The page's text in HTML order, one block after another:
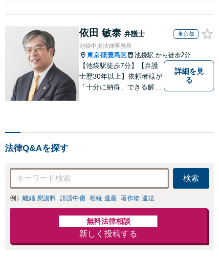
でも早めにご相談
ください。【分か
ナブルな料金設
定】【弁護士歴7
年】
い。【わかりやすく、リーズナブ
【藤崎駅から徒歩5分】
依田 敏泰 弁護士 東京都
池袋中央法律事務所
東京都 豊島区 池袋駅 から徒歩2分
【池袋駅徒歩7分】【弁護
士歴30年以上】依頼者様が
「十分に納得」できる解決
詳細を見
る
法律Q&Aを探す
検索
例） 離婚 慰謝料 誹謗中傷 相続 遺産 著作物 違法
無料法律相談
新しく投稿する